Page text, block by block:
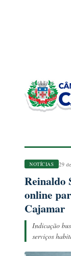
NOTÍCIAS 29
Reinaldo
online
Cajamar
Indicação
serviços